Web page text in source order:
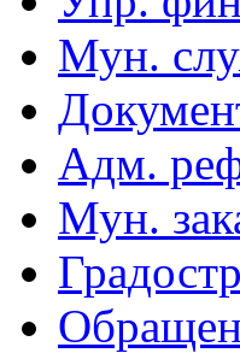
Мун.
Адм.
Мун.